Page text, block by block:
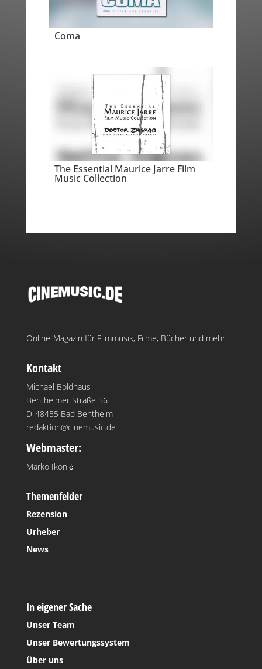
Coma
The Essential Maurice Jarre Film
Music Collection
Online-Magazin für Filmmusik, Filme, Bücher und mehr
Kontakt
Michael Boldhaus
Bentheimer Straße 56
D-48455 Bad Bentheim
redaktion@cinemusic.de
Webmaster:
Marko Ikonić
Themenfelder
Rezension
Urheber
News
In eigener Sache
Unser Team
Unser Bewertungssystem
Über uns